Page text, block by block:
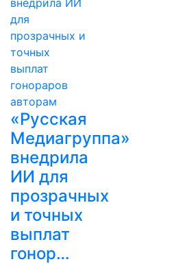
«Русская
Медиагруппа»
внедрила
ИИ для
прозрачных
и точных
выплат
гонор…